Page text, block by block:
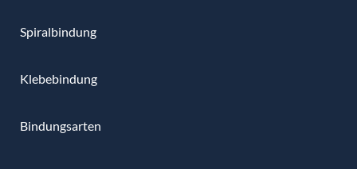
Spiralbindung
Klebebindung
Bindungsarten